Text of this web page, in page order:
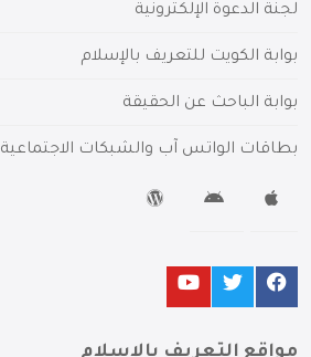
لجنة الدعوة الإلكترونية
بوابة الكويت للتعريف بالإسلام
بوابة الباحث عن الحقيقة
بطاقات الواتس آب والشبكات الاجتماعية
مواقع التعريف بالإسلام